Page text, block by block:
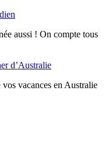
aussi ! On compte tous
d’Australie
vacances en Australie